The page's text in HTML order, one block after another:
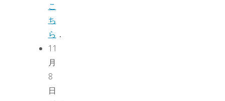
こ
ち
ら ．
11
月
8
日